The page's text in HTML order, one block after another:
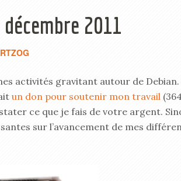
2011
activités gravitant autour de Debian.
un don pour soutenir mon travail
ce que je fais de votre argent.
sur l’avancement de mes